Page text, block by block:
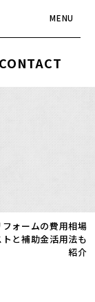
MENU
CONTACT
ォームの費用相場
と補助金活用法も
紹介